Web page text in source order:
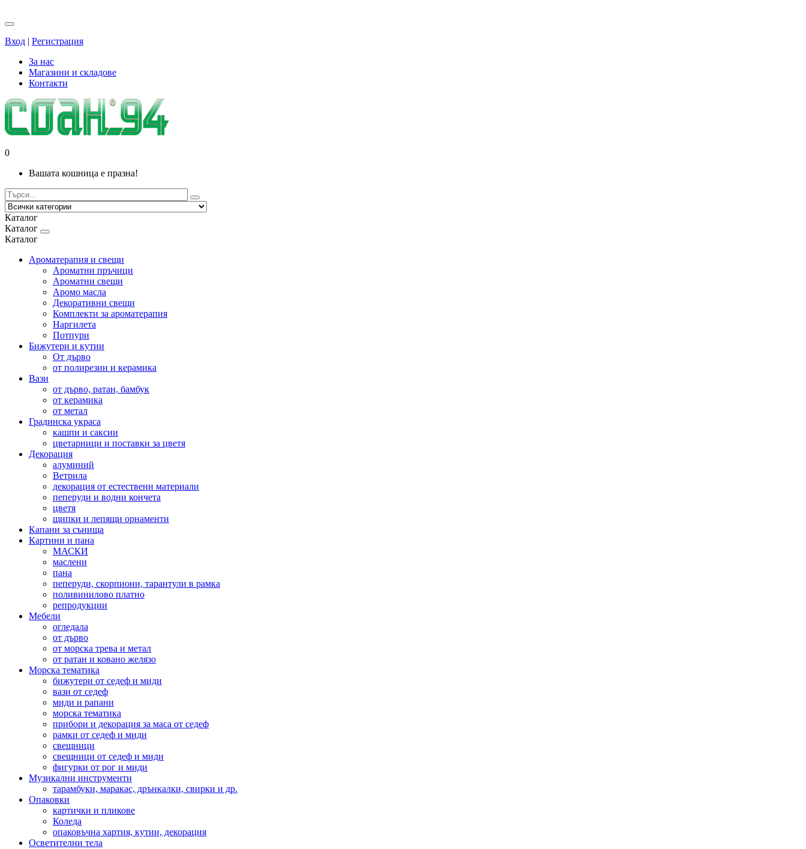
Вход | Регистрация
За нас
Магазини и складове
Контакти
0
Вашата кошница е празна!
Каталог
Каталог
Каталог
Ароматерапия и свещи
Ароматни пръчици
Ароматни свещи
Аромо масла
Декоративни свещи
Комплекти за ароматерапия
Наргилета
Потпури
Бижутери и кутии
От дърво
от полирезин и керамика
Вази
от дърво, ратан, бамбук
от керамика
от метал
Градинска украса
кашпи и саксии
цветарници и поставки за цветя
Декорация
алуминий
Ветрила
декорация от естествени материали
пеперуди и водни кончета
цветя
щипки и лепящи орнаменти
Капани за сънища
Картини и пана
МАСКИ
маслени
пана
пеперуди, скорпиони, тарантули в рамка
поливинилово платно
репродукции
Мебели
огледала
от дърво
от морска трева и метал
от ратан и ковано желязо
Морска тематика
бижутери от седеф и миди
вази от седеф
миди и рапани
морска тематика
прибори и декорация за маса от седеф
рамки от седеф и миди
свещници
свещници от седеф и миди
фигурки от рог и миди
Музикални инструменти
тарамбуки, маракас, дрънкалки, свирки и др.
Опаковки
картички и пликове
Коледа
опаковъчна хартия, кутии, декорация
Осветителни тела